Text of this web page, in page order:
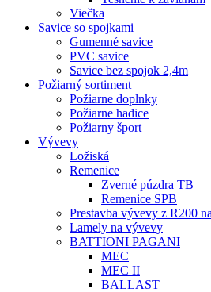
Viečka
Savice so spojkami
Gumenné savice
PVC savice
Savice bez spojok 2,4m
Požiarný sortiment
Požiarne doplnky
Požiarne hadice
Požiarny šport
Vývevy
Ložiská
Remenice
Zverné púzdra TB
Remenice SPB
Prestavba vývevy z R200
Lamely na vývevy
BATTIONI PAGANI
MEC
MEC II
BALLAST